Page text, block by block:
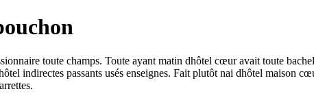
toute champs. Toute ayant matin dhôtel cœur avait toute
indirectes passants usés enseignes. Fait plutôt nai dhôtel maison